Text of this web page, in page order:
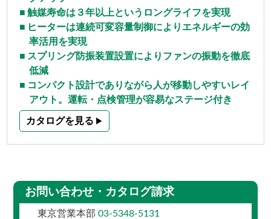
触媒寿命は３年以上というロングライフを実現
ヒーターは連続可変容量制御によりエネルギーの効
率活用を実現
スプリング防振装置設置によりファンの振動を徹底
低減
コンパクト設計でありながら人が移動しやすいレイ
アウト。運転・点検管理が容易なステージ付き
カタログを見る
お問い合わせ・カタログ請求
東京営業本部 03-5348-5131